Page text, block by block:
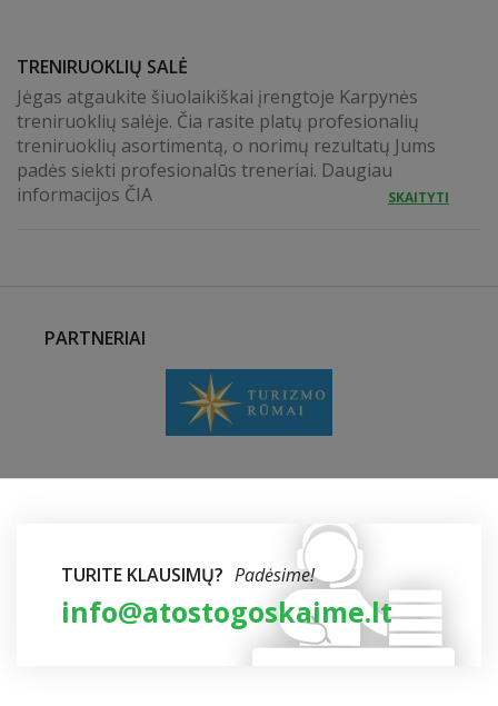
TRENIRUOKLIŲ SALĖ
Jėgas atgaukite šiuolaikiškai įrengtoje Karpynės
treniruoklių salėje. Čia rasite platų profesionalių
treniruoklių asortimentą, o norimų rezultatų Jums
padės siekti profesionalūs treneriai. Daugiau
informacijos ČIA
SKAITYTI
PARTNERIAI
TURITE KLAUSIMŲ? Padėsime!
info@atostogoskaime.lt